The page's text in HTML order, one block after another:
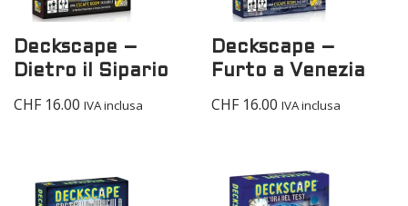
Deckscape –
Dietro il Sipario
CHF16.00 IVA inclusa
Deckscape –
Furto a Venezia
CHF16.00 IVA inclusa